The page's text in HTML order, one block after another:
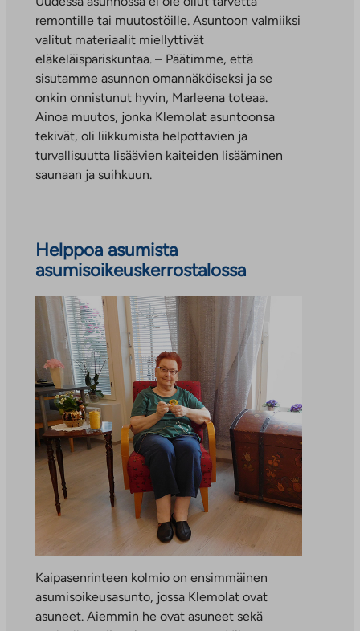
remontille tai muutostöille. Asuntoon valmiiksi
valitut materiaalit miellyttivät
eläkeläispariskuntaa. – Päätimme, että
sisutamme asunnon omannäköiseksi ja se
onkin onnistunut hyvin, Marleena toteaa.
Ainoa muutos, jonka Klemolat asuntoonsa
tekivät, oli liikkumista helpottavien ja
turvallisuutta lisäävien kaiteiden lisääminen
saunaan ja suihkuun.
Helppoa asumista
asumisoikeuskerrostalossa
Kaipasenrinteen kolmio on ensimmäinen
asumisoikeusasunto, jossa Klemolat ovat
asuneet. Aiemmin he ovat asuneet sekä